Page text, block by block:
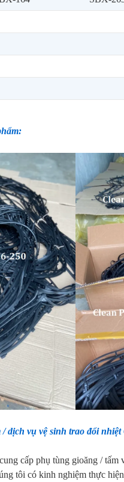
/ dịch vụ vệ sinh trao đổi
cấp phụ tùng gioăng / tấm
tôi có kinh nghiệm thực